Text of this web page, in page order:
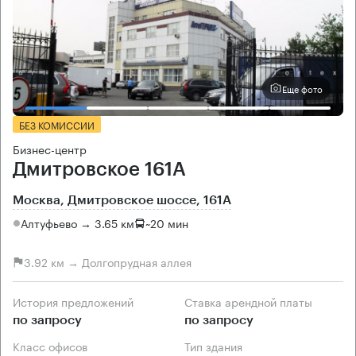
Еще фото
БЕЗ КОМИССИИ
Бизнес-центр
Дмитровское 161А
Москва, Дмитровское шоссе, 161А
Алтуфьево → 3.65 км ~20 мин
3.92 км → Долгопрудная аллея
История предложений
по запросу
Ставка арендной платы
по запросу
Класс офисов Тип здания